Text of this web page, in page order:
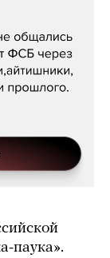
паука».